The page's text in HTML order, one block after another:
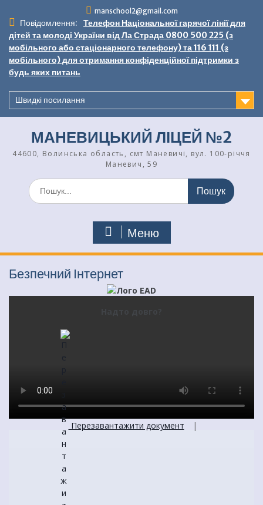
вмісту
manschool2@gmail.com
Повідомлення:
Телефон Національної гарячої лінії для
дітей та молоді України від Ла Страда 0800 500 225 (з
мобільного або стаціонарного телефону) та 116 111 (з
мобільного) для отримання конфіденційної підтримки з
будь яких питань
Швидкі посилання
МАНЕВИЦЬКИЙ ЛІЦЕЙ №2
44600, Волинська область, смт Маневичі, вул. 100-річчя
Маневич, 59
Шукати:
Меню
Безпечний Інтернет
Перезавантажити документ |